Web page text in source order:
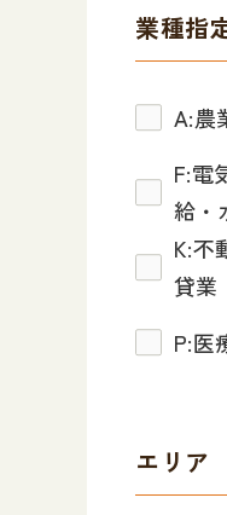
業種指
A:農
F:電
給・
K:不
貸業
P:医
エリア